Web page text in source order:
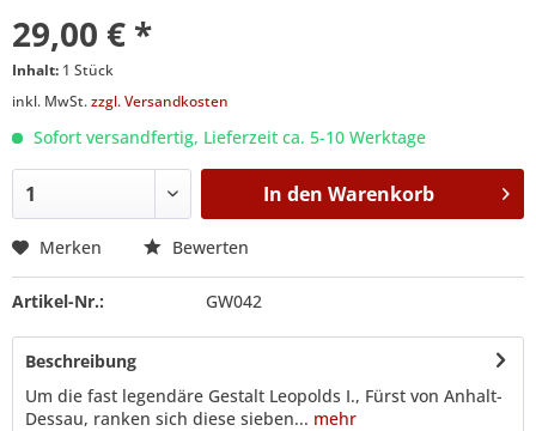
29,00 € *
Inhalt: 1 Stück
inkl. MwSt.zzgl. Versandkosten
Sofort versandfertig, Lieferzeit ca. 5-10 Werktage
In den Warenkorb
Merken Bewerten
Artikel-Nr.: GW042
Beschreibung
Um die fast legendäre Gestalt Leopolds I., Fürst von Anhalt-
Dessau, ranken sich diese sieben... mehr